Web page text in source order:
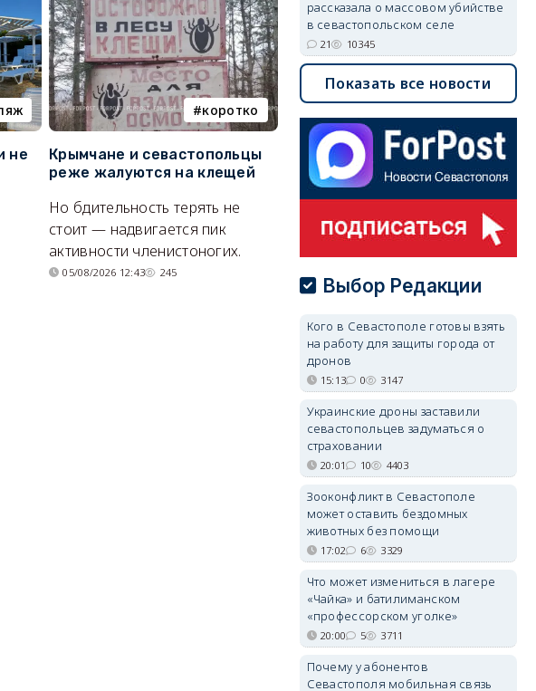
не
коротко
Крымчане и севастопольцы
реже жалуются на клещей
Но бдительность терять не
стоит — надвигается пик
активности членистоногих.
05/08/2026 12:43 245
В Севастополе утвердили
проект застройки центра
Балаклавы
Там появится туристический
квартал с отелями и
05/08/2026 08:01 5458
рассказала о массовом убийстве
в севастопольском селе
21 10345
Показать все новости
Выбор Редакции
Кого в Севастополе готовы взять
на работу для защиты города от
дронов
15:13 0 3147
Украинские дроны заставили
севастопольцев задуматься о
страховании
20:01 10 4403
Зооконфликт в Севастополе
может оставить бездомных
животных без помощи
17:02 6 3329
Что может измениться в лагере
«Чайка» и батилиманском
«профессорском уголке»
20:00 5 3711
Почему у абонентов
Севастополя мобильная связь